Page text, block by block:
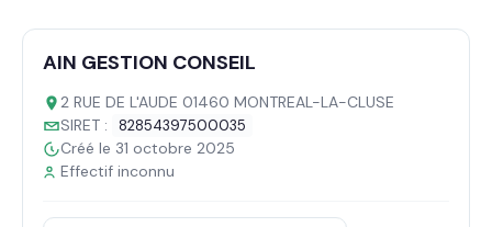
AIN GESTION CONSEIL
2 RUE DE L'AUDE 01460 MONTREAL-LA-CLUSE
SIRET :
82854397500035
Créé le 31 octobre 2025
Effectif inconnu